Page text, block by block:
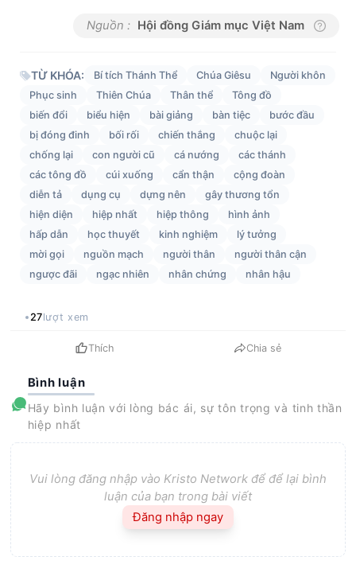
Nguồn : Hội đồng Giám mục Việt Nam
TỪ KHÓA: Bí tích Thánh Thể Chúa Giêsu
Người khôn
Phục sinh
Thiên Chúa Thân thể
Tông đồ
biến đổi
biểu hiện bài giảng bàn tiệc
bước đầu
bị đóng đinh
bối rối chiến thắng
chuộc lại
chống lại
con người cũ cá nướng
các thánh
các tông đồ
cúi xuống cẩn thận
cộng đoàn
diễn tả
dụng cụ dựng nên
gây thương tổn
hiện diện
hiệp nhất hiệp thông
hình ảnh
hấp dẫn
học thuyết kinh nghiệm
lý tưởng
mời gọi
nguồn mạch người thân
người thân cận
ngược đãi
ngạc nhiên nhân chứng nhân hậu
27lượt xem
Thích Chia sẻ
Bình luận
Hãy bình luận với lòng bác ái, sự tôn trọng và tinh thần
hiệp nhất
Vui lòng đăng nhập vào Kristo Network để để lại bình
luận của bạn trong bài viết
Đăng nhập ngay